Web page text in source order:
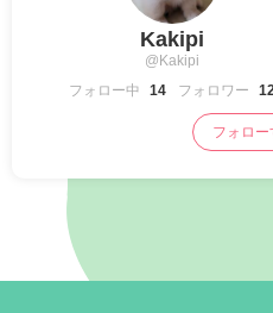
Kakipi
@Kakipi
フォロー中
14 フォロワー 12
フォロー